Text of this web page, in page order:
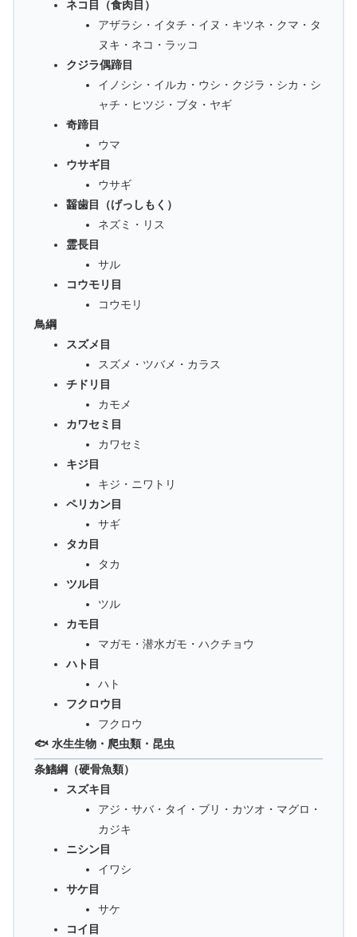
ネコ目（食肉目）
アザラシ・イタチ・イヌ・キツネ・クマ・タ
ヌキ・ネコ・ラッコ
クジラ偶蹄目
イノシシ・イルカ・ウシ・クジラ・シカ・シ
ャチ・ヒツジ・ブタ・ヤギ
奇蹄目
ウマ
ウサギ目
ウサギ
齧歯目（げっしもく）
ネズミ・リス
霊長目
サル
コウモリ目
コウモリ
鳥綱
スズメ目
スズメ・ツバメ・カラス
チドリ目
カモメ
カワセミ目
カワセミ
キジ目
キジ・ニワトリ
ペリカン目
サギ
タカ目
タカ
ツル目
ツル
カモ目
マガモ・潜水ガモ・ハクチョウ
ハト目
ハト
フクロウ目
フクロウ
🐟 水生生物・爬虫類・昆虫
条鰭綱（硬骨魚類）
スズキ目
アジ・サバ・タイ・ブリ・カツオ・マグロ・
カジキ
ニシン目
イワシ
サケ目
サケ
コイ目